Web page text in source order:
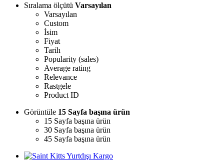
Sıralama ölçütü Varsayılan
Varsayılan
Custom
İsim
Fiyat
Tarih
Popularity (sales)
Average rating
Relevance
Rastgele
Product ID
Görüntüle 15 Sayfa başına ürün
15 Sayfa başına ürün
30 Sayfa başına ürün
45 Sayfa başına ürün